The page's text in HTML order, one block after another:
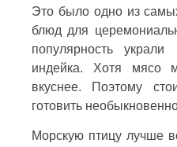
Это было одно из
блюд для
популярность
индейка. Хотя мясо
вкуснее. Поэтому
готовить
Морскую птицу лучше